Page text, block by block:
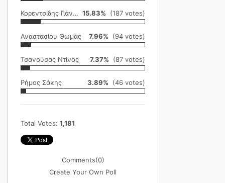
Κορεντσίδης Γιάννης 15.83% (187 votes)
Αναστασίου Θωμάς 7.96% (94 votes)
Τσανούσας Ντίνος 7.37% (87 votes)
Ρήμος Σάκης 3.89% (46 votes)
Total Votes: 1,181
Comments(0)
Create Your Own Poll